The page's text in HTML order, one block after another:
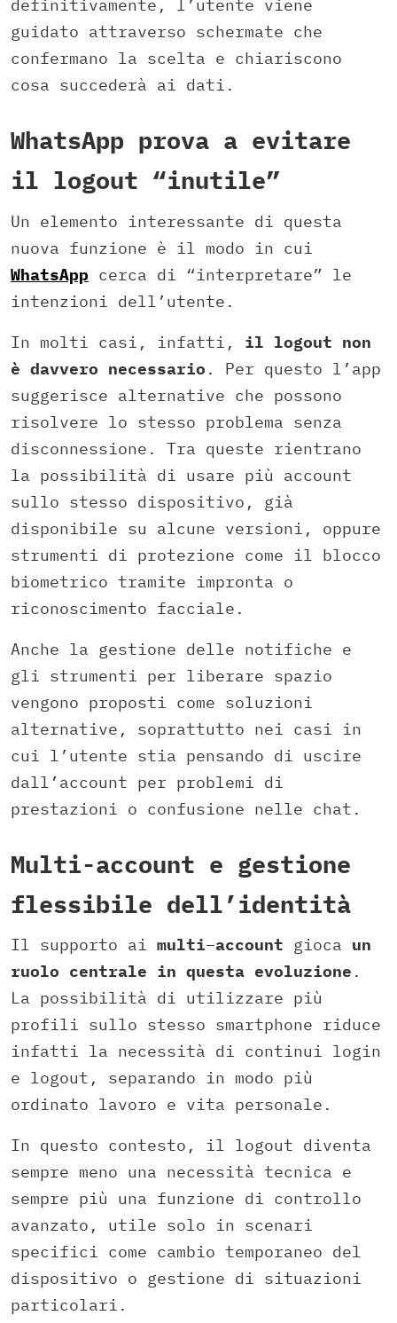
definitivamente, l’utente viene
guidato attraverso schermate che
confermano la scelta e chiariscono
cosa succederà ai dati.
WhatsApp prova a evitare
il logout “inutile”
Un elemento interessante di questa
nuova funzione è il modo in cui
WhatsApp cerca di “interpretare” le
intenzioni dell’utente.
In molti casi, infatti, il logout non
è davvero necessario . Per questo l’app
suggerisce alternative che possono
risolvere lo stesso problema senza
disconnessione. Tra queste rientrano
la possibilità di usare più account
sullo stesso dispositivo, già
disponibile su alcune versioni, oppure
strumenti di protezione come il blocco
biometrico tramite impronta o
riconoscimento facciale.
Anche la gestione delle notifiche e
gli strumenti per liberare spazio
vengono proposti come soluzioni
alternative, soprattutto nei casi in
cui l’utente stia pensando di uscire
dall’account per problemi di
prestazioni o confusione nelle chat.
Multi-account e gestione
flessibile dell’identità
Il supporto ai multi–account gioca un
ruolo centrale in questa evoluzione .
La possibilità di utilizzare più
profili sullo stesso smartphone riduce
infatti la necessità di continui login
e logout, separando in modo più
ordinato lavoro e vita personale.
In questo contesto, il logout diventa
sempre meno una necessità tecnica e
sempre più una funzione di controllo
avanzato, utile solo in scenari
specifici come cambio temporaneo del
dispositivo o gestione di situazioni
particolari.